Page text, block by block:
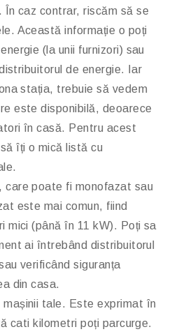
În caz contrar, riscăm să se
Această informație o poți
(la unii furnizori) sau
de energie. Iar
stația, trebuie să vedem
este disponibilă, deoarece
în casă. Pentru acest
îți o mică listă cu
care poate fi monofazat sau
este mai comun, fiind
mici (până în 11 kW). Poți sa
ai întrebând distribuitorul
verificând siguranța
din casa.
tale. Este exprimat în
cati kilometri poți parcurge.